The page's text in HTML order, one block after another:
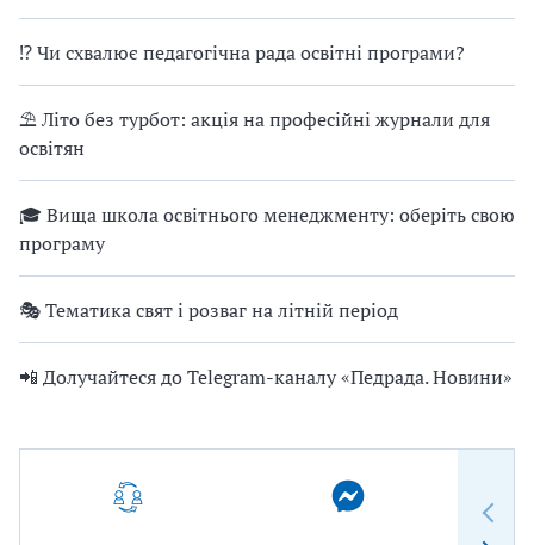
⁉ Чи схвалює педагогічна рада освітні програми?
⛱ Літо без турбот: акція на професійні журнали для
освітян
🎓 Вища школа освітнього менеджменту: оберіть свою
програму
🎭 Тематика свят і розваг на літній період
📲 Долучайтеся до Telegram-каналу «Педрада. Новини»